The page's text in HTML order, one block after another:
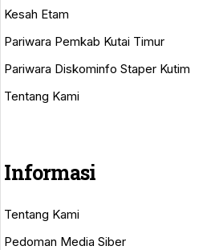
Kesah Etam
Pariwara Pemkab Kutai Timur
Pariwara Diskominfo Staper Kutim
Tentang Kami
Informasi
Tentang Kami
Pedoman Media Siber